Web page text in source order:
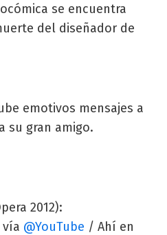
se encuentra
del diseñador de
emotivos mensajes a
su gran amigo.
2012):
vía @YouTube / Ahí en